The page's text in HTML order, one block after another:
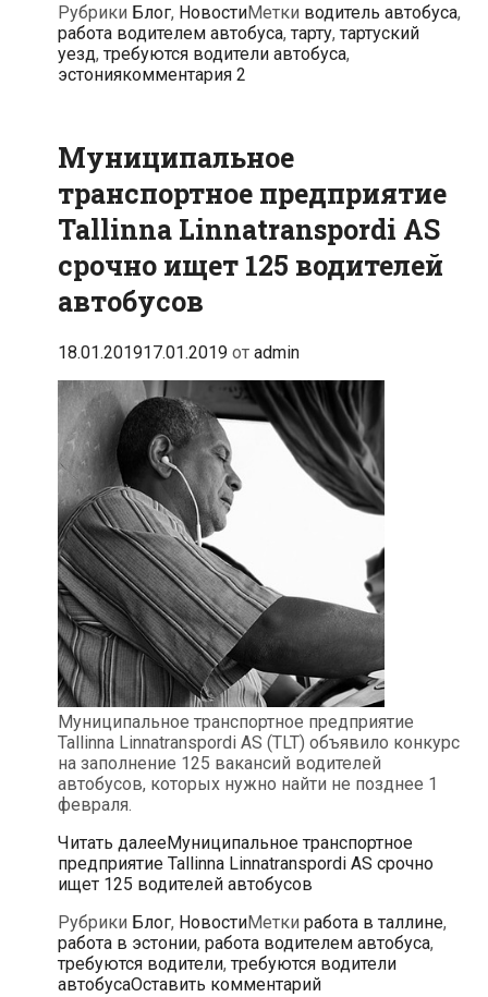
Рубрики Блог, НовостиМетки водитель автобуса,
работа водителем автобуса, тарту, тартуский
уезд, требуются водители автобуса,
эстониякомментария 2
Муниципальное
транспортное предприятие
Tallinna Linnatranspordi AS
срочно ищет 125 водителей
автобусов
18.01.201917.01.2019 от admin
Муниципальное транспортное предприятие
Tallinna Linnatranspordi AS (TLT) объявило конкурс
на заполнение 125 вакансий водителей
автобусов, которых нужно найти не позднее 1
февраля.
Читать далееМуниципальное транспортное
предприятие Tallinna Linnatranspordi AS срочно
ищет 125 водителей автобусов
Рубрики Блог, НовостиМетки работа в таллине,
работа в эстонии, работа водителем автобуса,
требуются водители, требуются водители
автобусаОставить комментарий